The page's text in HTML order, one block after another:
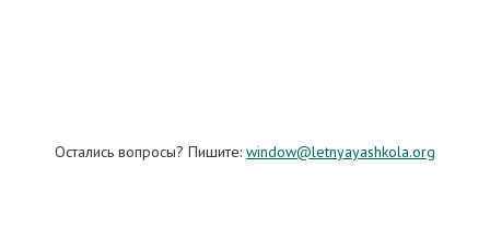
Остались вопросы? Пишите: window@letnyayashkola.org